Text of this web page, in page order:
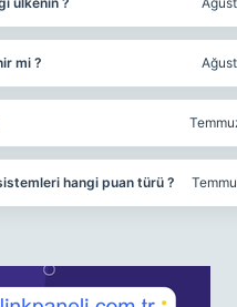
mi ?
hangi puan türü ?